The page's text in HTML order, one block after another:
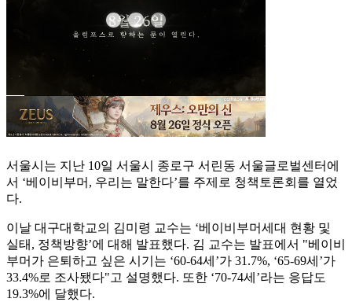
서울시는 지난 10일 서울시 종로구 서린동 서울글로벌센터에
서 ‘베이비부머, 우리는 말한다’를 주제로 청책토론회를 열었
다.
이날 대구대학교의 김미령 교수는 ‘베이비부머세대 현황 및
실태, 정책방향’에 대해 발표했다. 김 교수는 발표에서 "베이비
부머가 은퇴하고 싶은 시기는 ‘60-64세’가 31.7%, ‘65-69세’가
33.4%로 조사됐다"고 설명했다. 또한 ‘70-74세’라는 응답도
19.3%에 달했다.